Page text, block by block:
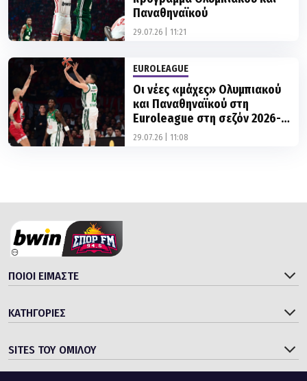
Παναθηναϊκού
29.07.26 | 11:21
EUROLEAGUE
Οι νέες «μάχες» Ολυμπιακού
και Παναθηναϊκού στη
Euroleague στη σεζόν 2026-
2027
29.07.26 | 11:08
ΠΟΙΟΙ ΕΙΜΑΣΤΕ
ΚΑΤΗΓΟΡΙΕΣ
SITES ΤΟΥ ΟΜΙΛΟΥ